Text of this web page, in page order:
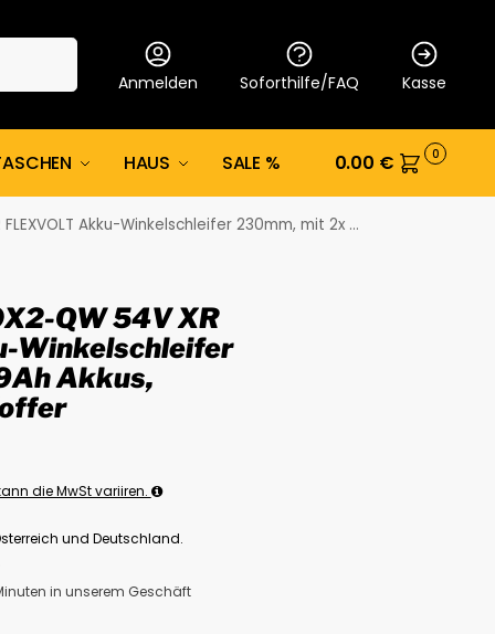
Anmelden Soforthilfe/FAQ Kasse
HAUS SALE % 0.00 € 0
Winkelschleifer 230mm, mit 2x 9Ah Akkus, Ladegerät und Koffer
QW 54V XR
Winkelschleifer
Akkus,
die MwSt variiren.
und Deutschland.
in unserem Geschäft